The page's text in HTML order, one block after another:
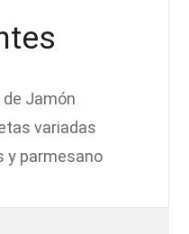
Jamón
variadas
y parmesano